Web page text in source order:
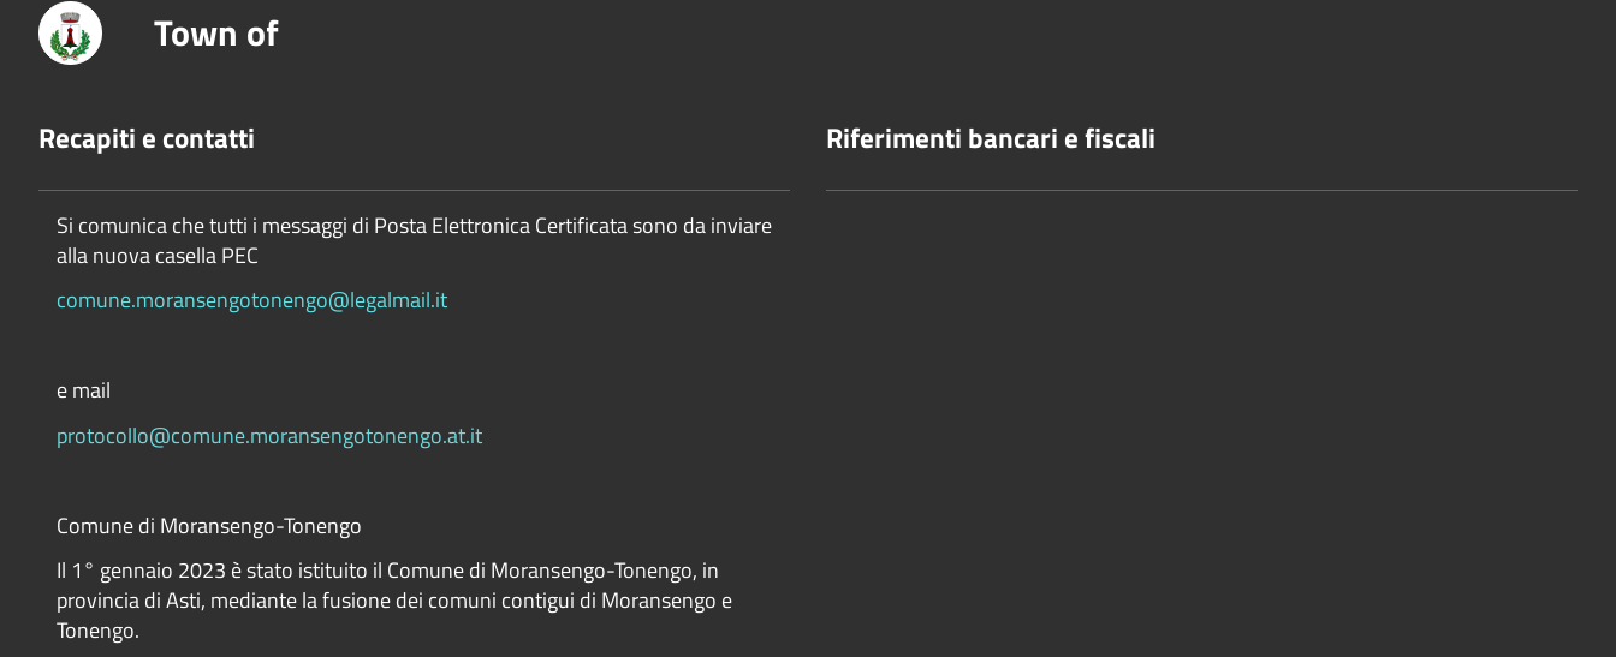
Town of
Recapiti e contatti
Si comunica che tutti i messaggi di Posta Elettronica Certificata sono da inviare
alla nuova casella PEC
comune.moransengotonengo@legalmail.it
e mail
protocollo@comune.moransengotonengo.at.it
Comune di Moransengo-Tonengo
Il 1° gennaio 2023 è stato istituito il Comune di Moransengo-Tonengo, in
provincia di Asti, mediante la fusione dei comuni contigui di Moransengo e
Tonengo.
Riferimenti bancari e fiscali